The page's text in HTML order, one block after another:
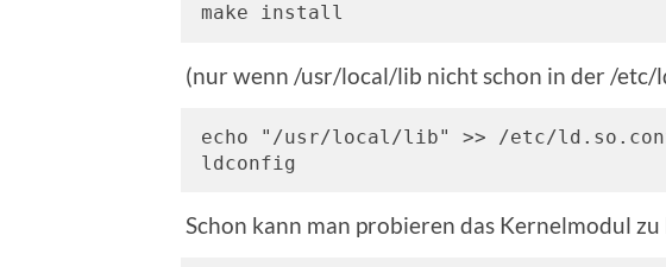
make install
(nur wenn /usr/local/lib nicht schon in der /etc/
echo "/usr/local/lib" >> /etc/
ldconfig
Schon kann man probieren das Kernelmodul zu